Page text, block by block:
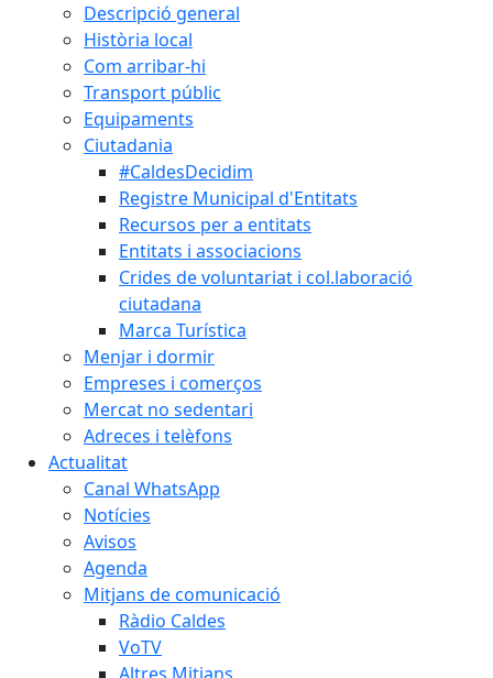
Descripció general
Història local
Com arribar-hi
Transport públic
Equipaments
Ciutadania
#CaldesDecidim
Registre Municipal d'Entitats
Recursos per a entitats
Entitats i associacions
Crides de voluntariat i col.laboració
ciutadana
Marca Turística
Menjar i dormir
Empreses i comerços
Mercat no sedentari
Adreces i telèfons
Actualitat
Canal WhatsApp
Notícies
Avisos
Agenda
Mitjans de comunicació
Ràdio Caldes
VoTV